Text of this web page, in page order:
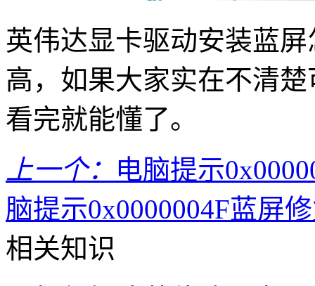
英伟达显卡驱动安装蓝
高，如果大家实在不清
看完就能懂了。
上一个： 电脑提示
脑提示0x0000004F蓝屏
相关知识